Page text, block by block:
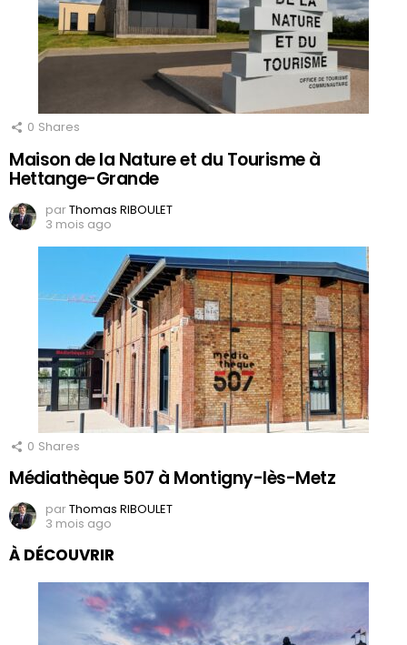
0 Shares
Maison de la Nature et du Tourisme à
Hettange-Grande
parThomas RIBOULET
3 mois ago
0 Shares
Médiathèque 507 à Montigny-lès-Metz
parThomas RIBOULET
3 mois ago
À DÉCOUVRIR